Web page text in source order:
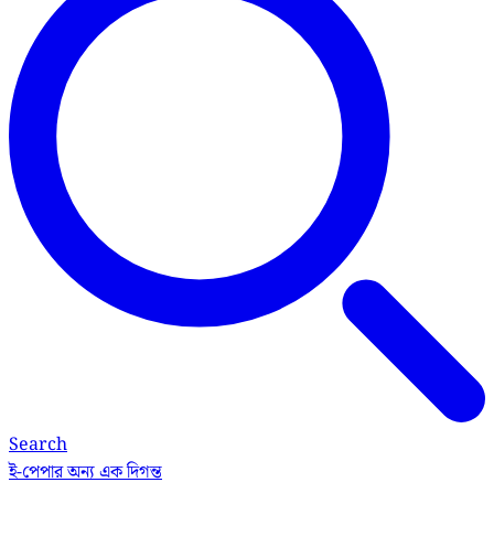
Search
ই-পেপারঅন্য এক দিগন্ত